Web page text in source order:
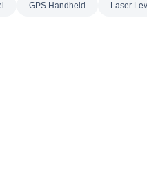
GPS Handheld Laser